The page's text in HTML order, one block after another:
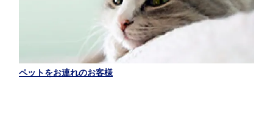
ペットをお連れのお客様